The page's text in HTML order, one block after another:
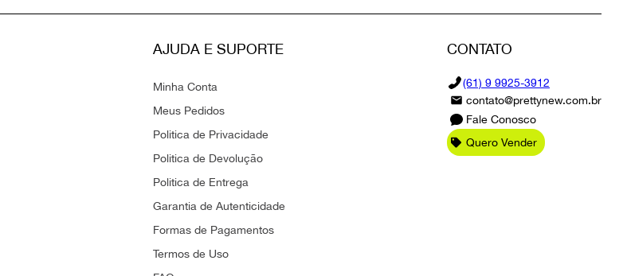
AJUDA E SUPORTE
Minha Conta
Meus Pedidos
Politica de Privacidade
Politica de Devolução
Politica de Entrega
Garantia de Autenticidade
Formas de Pagamentos
Termos de Uso
CONTATO
(61) 9 9925-3912
contato@prettynew.com.br
Fale Conosco
Quero Vender